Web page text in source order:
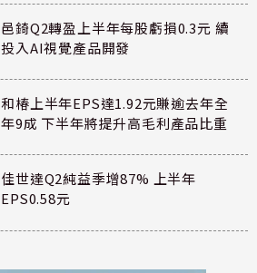
邑錡Q2轉盈上半年每股虧損0.3元 續
投入AI視覺產品開發
和椿上半年EPS達1.92元賺逾去年全
年9成 下半年將提升高毛利產品比重
佳世達Q2純益季增87% 上半年
EPS0.58元